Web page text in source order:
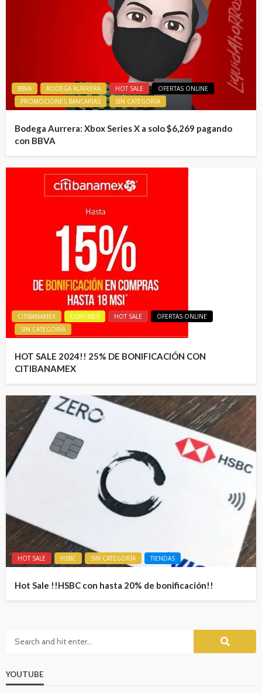
BBVA BODEGA AURRERA HOT SALE
OFERTAS ONLINE
PROMOCIONES BANCARIAS
SIN CATEGORÍA
Bodega Aurrera: Xbox Series X a solo $6,269 pagando
con BBVA
CITIBANAMEX CUPONES HOT SALE
OFERTAS ONLINE
SIN CATEGORÍA
HOT SALE 2024!! 25% DE BONIFICACIÓN CON
CITIBANAMEX
HOT SALE HSBC SIN CATEGORÍA TIENDAS
Hot Sale !!HSBC con hasta 20% de bonificación!!
YOUTUBE